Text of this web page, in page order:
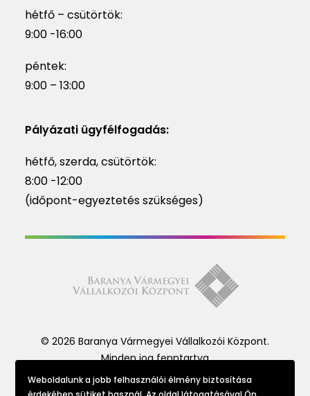
hétfő – csütörtök:
9:00 -16:00
péntek:
9:00 – 13:00
Pályázati ügyfélfogadás:
hétfő, szerda, csütörtök:
8:00 -12:00
(időpont-egyeztetés szükséges)
© 2026 Baranya Vármegyei Vállalkozói Központ.
Minden jog fenntartva
Weboldalunk a jobb felhasználói élmény biztosítása